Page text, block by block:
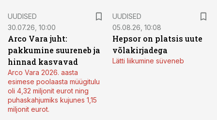
UUDISED
30.07.26, 10:00
Arco Vara juht:
pakkumine suureneb ja
hinnad kasvavad
Arco Vara 2026. aasta
esimese poolaasta müügitulu
oli 4,32 miljonit eurot ning
puhaskahjumiks kujunes 1,15
miljonit eurot.
UUDISED
05.08.26, 10:08
Hepsor on platsis uute
võlakirjadega
Lätti liikumine süveneb